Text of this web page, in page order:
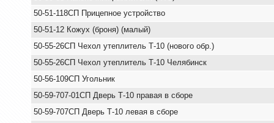
50-51-118СП Прицепное устройство
50-51-12 Кожух (броня) (малый)
50-55-26СП Чехол утеплитель Т-10 (нового обр.)
50-55-26СП Чехол утеплитель Т-10 Челябинск
50-56-109СП Угольник
50-59-707-01СП Дверь Т-10 правая в сборе
50-59-707СП Дверь Т-10 левая в сборе